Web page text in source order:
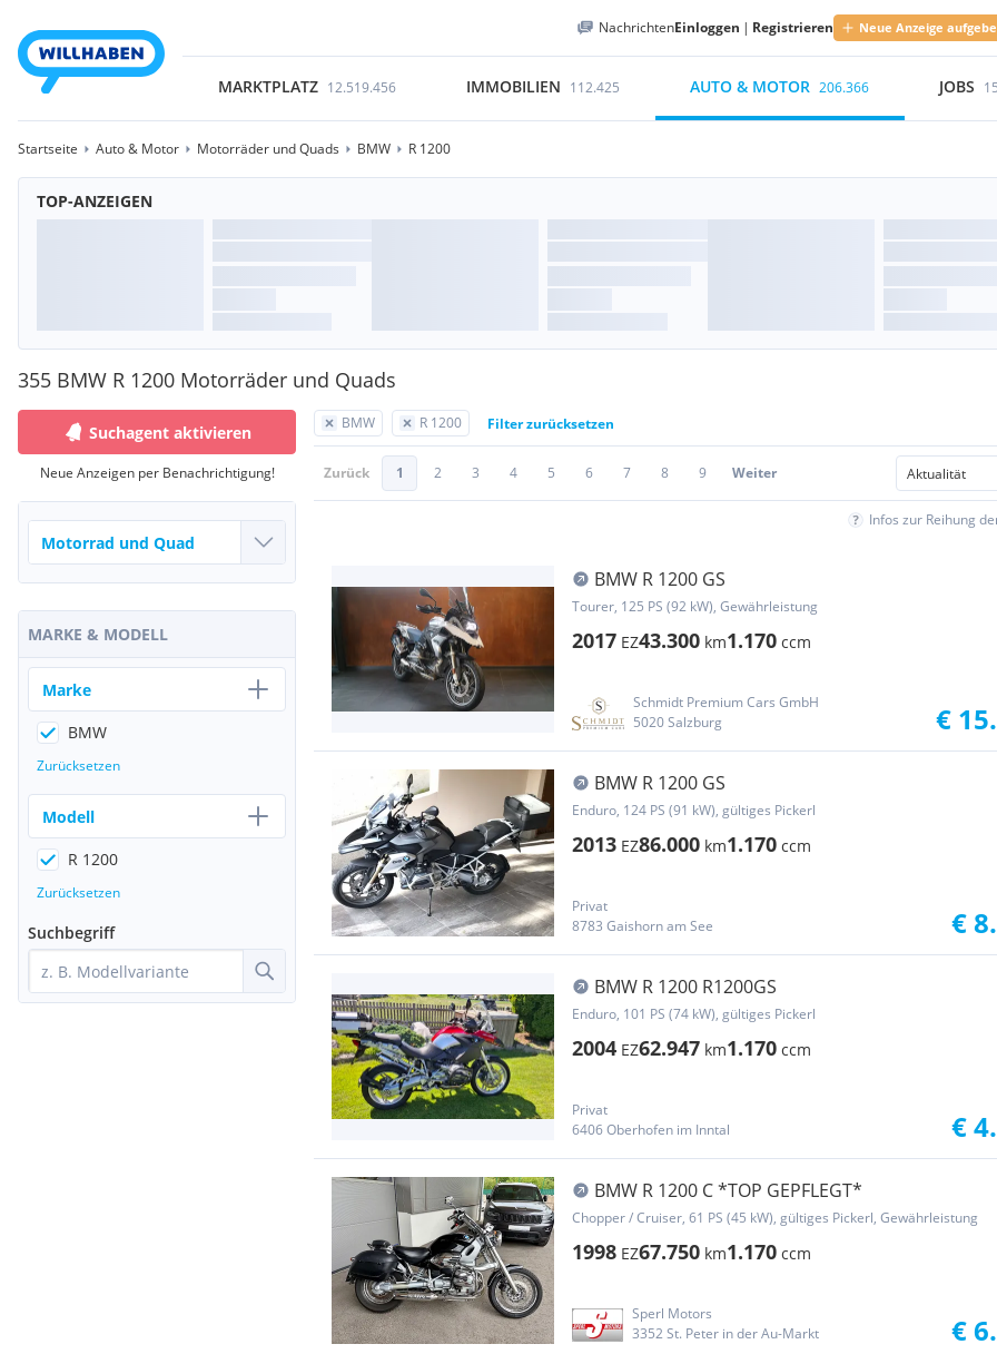
NachrichtenEinloggen | Registrieren Neue Anzeige
MARKTPLATZ 12.519.456 IMMOBILIEN 112.425 AUTO & MOTOR 206.366 JOBS
Startseite Auto & Motor Motorräder und Quads BMW R 1200
TOP-ANZEIGEN
355 BMW R 1200 Motorräder und Quads
BMW R 1200 Filter zurücksetzen
Zurück 1 2 3 4 5 6 7 8 9 Weiter
Infos zur Reihung
BMW R 1200 GS
Tourer, 125 PS (92 kW), Gewährleistung
2017 EZ43.300 km1.170 ccm
Schmidt Premium Cars GmbH
5020 Salzburg
€
BMW R 1200 GS
Enduro, 124 PS (91 kW), gültiges Pickerl
2013 EZ86.000 km1.170 ccm
Privat
8783 Gaishorn am See
€
BMW R 1200 R1200GS
Enduro, 101 PS (74 kW), gültiges Pickerl
2004 EZ62.947 km1.170 ccm
Privat
6406 Oberhofen im Inntal
€
BMW R 1200 C *TOP GEPFLEGT*
Chopper / Cruiser, 61 PS (45 kW), gültiges Pickerl, Gewährleistung
1998 EZ67.750 km1.170 ccm
Sperl Motors
3352 St. Peter in der Au-Markt
€
Suchagent aktivieren
Neue Anzeigen per Benachrichtigung!
MARKE & MODELL
Marke
BMW
Zurücksetzen
Modell
R 1200
Zurücksetzen
Suchbegriff